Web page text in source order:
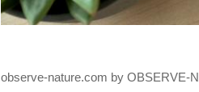
observe-nature.com by OBSERVE-